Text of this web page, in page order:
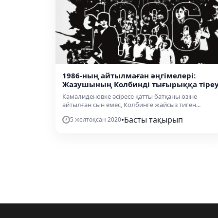
1986-ның айтылмаған әңгімелері:
Жазушының Колбинді тығырыққа
Камалиденовке әсіресе қатты батқаны өзіне
айтылған сын емес, Колбинге жайсыз тиген...
5 желтоқсан 2020•Басты тақырып